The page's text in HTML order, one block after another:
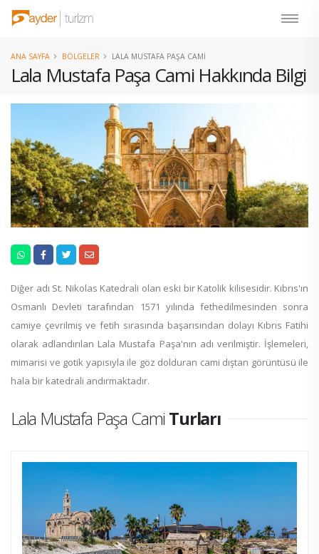
Lala Mustafa Paşa Cami Hakkında Bilgi
ANA SAYFA BÖLGELER LALA MUSTAFA PAŞA CAMI
Diğer adı St. Nikolas Katedrali olan eski bir Katolik kilisesidir. Kıbrıs'ın
Osmanlı Devleti tarafından 1571 yılında fethedilmesinden sonra
camiye çevrilmiş ve fetih sırasında başarısından dolayı Kıbrıs Fatihi
olarak adlandırılan Lala Mustafa Paşa'nın adı verilmiştir. İşlemeleri,
mimarisi ve gotik yapısıyla ile göz dolduran cami dıştan görüntüsü ile
hala bir katedrali andırmaktadır.
Lala Mustafa Paşa Cami Turları